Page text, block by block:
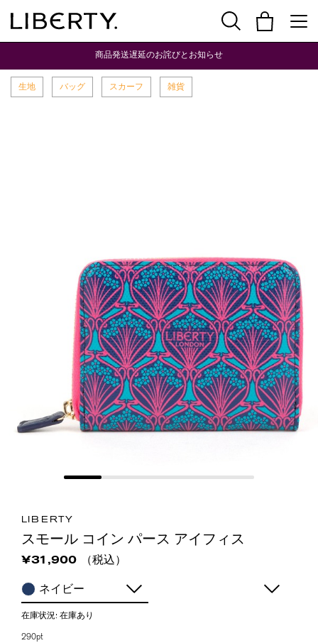
商品発送遅延のお詫びとお知らせ
生地 バッグ スカーフ 雑貨
LIBERTY
スモール コイン パース アイフィス
¥31,900
（税込）
ネイビー
在庫状況: 在庫あり
290pt